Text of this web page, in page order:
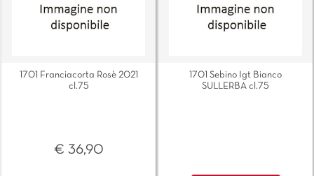
1701 Franciacorta Rosè 2021
cl.75
€ 36,90
1701 Sebino Igt Bianco
SULLERBA cl.75